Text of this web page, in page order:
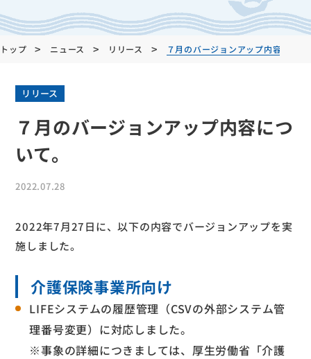
トップ > ニュース > リリース > ７月のバージョンアップ内容につい
リリース
７月のバージョンアップ内容につ
いて。
2022.07.28
2022年7月27日に、以下の内容でバージョンアップを実
施しました。
介護保険事業所向け
LIFEシステムの履歴管理（CSVの外部システム管
理番号変更）に対応しました。
※事象の詳細につきましては、厚生労働省「介護